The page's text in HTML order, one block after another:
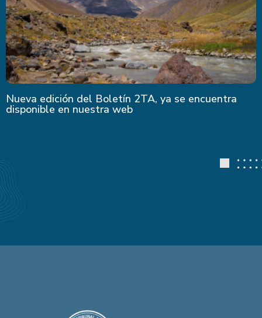
Nueva edición del Boletín 2TA, ya se encuentra
disponible en nuestra web